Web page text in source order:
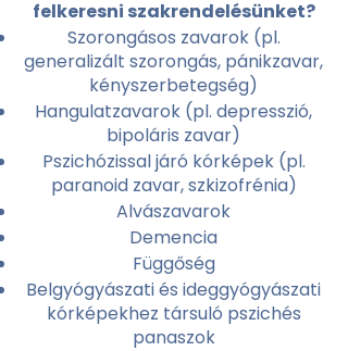
felkeresni szakrendelésünket?
Szorongásos zavarok (pl.
generalizált szorongás, pánikzavar,
kényszerbetegség)
Hangulatzavarok (pl. depresszió,
bipoláris zavar)
Pszichózissal járó kórképek (pl.
paranoid zavar, szkizofrénia)
Alvászavarok
Demencia
Függőség
Belgyógyászati és ideggyógyászati
kórképekhez társuló pszichés
panaszok